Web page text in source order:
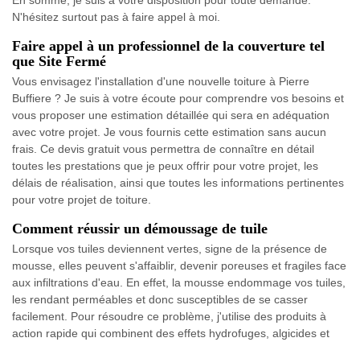
N'hésitez surtout pas à faire appel à moi.
Faire appel à un professionnel de la couverture tel
que Site Fermé
Vous envisagez l'installation d'une nouvelle toiture à Pierre
Buffiere ? Je suis à votre écoute pour comprendre vos besoins et
vous proposer une estimation détaillée qui sera en adéquation
avec votre projet. Je vous fournis cette estimation sans aucun
frais. Ce devis gratuit vous permettra de connaître en détail
toutes les prestations que je peux offrir pour votre projet, les
délais de réalisation, ainsi que toutes les informations pertinentes
pour votre projet de toiture.
Comment réussir un démoussage de tuile
Lorsque vos tuiles deviennent vertes, signe de la présence de
mousse, elles peuvent s'affaiblir, devenir poreuses et fragiles face
aux infiltrations d'eau. En effet, la mousse endommage vos tuiles,
les rendant perméables et donc susceptibles de se casser
facilement. Pour résoudre ce problème, j'utilise des produits à
action rapide qui combinent des effets hydrofuges, algicides et